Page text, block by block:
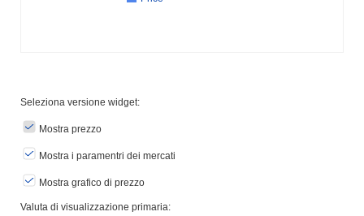
Seleziona versione widget:
Mostra prezzo
Mostra i paramentri dei mercati
Mostra grafico di prezzo
Valuta di visualizzazione primaria: